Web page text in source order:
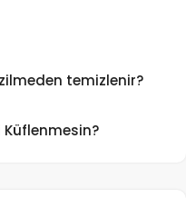
temizlenir?
Küflenmesin?